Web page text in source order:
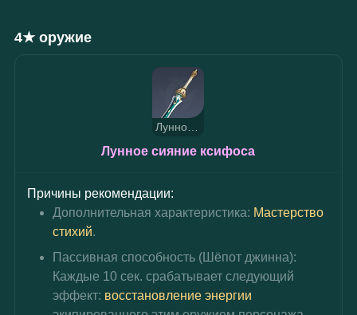
4★ оружие
Лунное сияние ксифоса
Лунное сияние ксифоса
Причины рекомендации:
Дополнительная характеристика: Мастерство
стихий.
Пассивная способность (Шёпот джинна):
Каждые 10 сек. срабатывает следующий
эффект: восстановление энергии